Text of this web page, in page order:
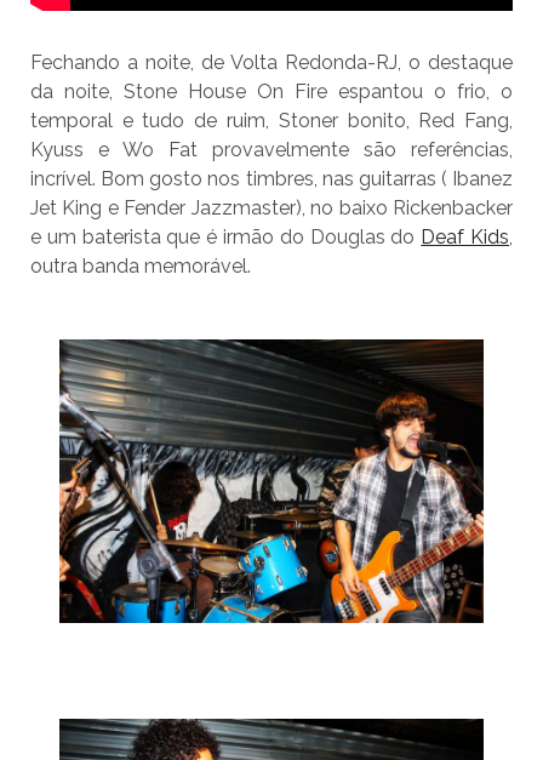
Fechando a noite, de Volta Redonda-RJ, o destaque
da noite, Stone House On Fire espantou o frio, o
temporal e tudo de ruim, Stoner bonito, Red Fang,
Kyuss e Wo Fat provavelmente são referências,
incrível. Bom gosto nos timbres, nas guitarras ( Ibanez
Jet King e Fender Jazzmaster), no baixo Rickenbacker
e um baterista que é irmão do Douglas do Deaf Kids
outra banda memorável.